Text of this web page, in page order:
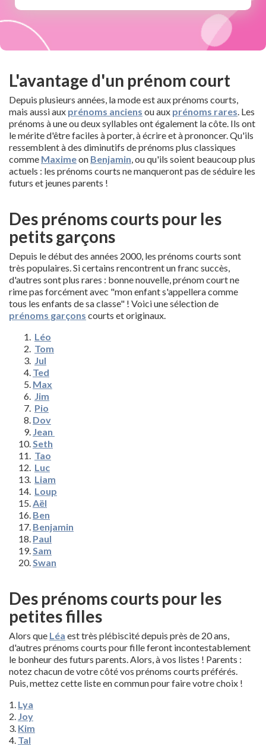
L'avantage d'un prénom court
Depuis plusieurs années, la mode est aux prénoms courts,
mais aussi aux prénoms anciens ou aux prénoms rares. Les
prénoms à une ou deux syllables ont également la côte. Ils ont
le mérite d'être faciles à porter, à écrire et à prononcer. Qu'ils
ressemblent à des diminutifs de prénoms plus classiques
comme Maximeon Benjamin, ou qu'ils soient beaucoup plus
actuels : les prénoms courts ne manqueront pas de séduire les
futurs et jeunes parents !
Des prénoms courts pour les
petits garçons
Depuis le début des années 2000, les prénoms courts sont
très populaires. Si certains rencontrent un franc succès,
d'autres sont plus rares : bonne nouvelle, prénom court ne
rime pas forcément avec "mon enfant s'appellera comme
tous les enfants de sa classe" ! Voici une sélection de
prénoms garçons courts et originaux.
Léo
Tom
Jul
Ted
Max
Jim
Pio
Dov
Jean
Seth
Tao
Luc
Liam
Loup
Aël
Ben
Benjamin
Paul
Sam
Swan
Des prénoms courts pour les
petites filles
Alors que Léa est très plébiscité depuis près de 20 ans,
d'autres prénoms courts pour fille feront incontestablement
le bonheur des futurs parents. Alors, à vos listes ! Parents :
notez chacun de votre côté vos prénoms courts préférés.
Puis, mettez cette liste en commun pour faire votre choix !
1. Lya
2. Joy
3. Kim
4. Tal